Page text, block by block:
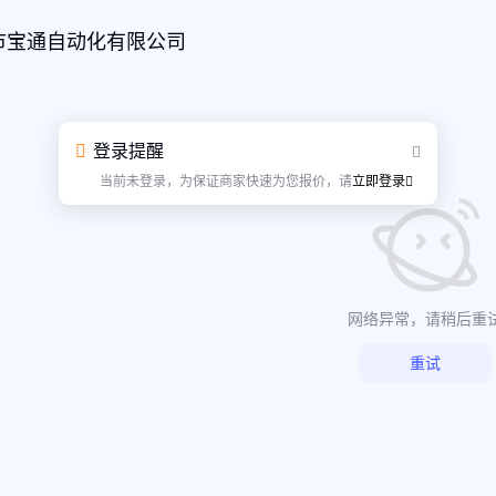
宝通自动化有限公司
登录提醒
当前未登录，为保证商家快速为您报价，请立即登录
网络异常，请稍后重
重试